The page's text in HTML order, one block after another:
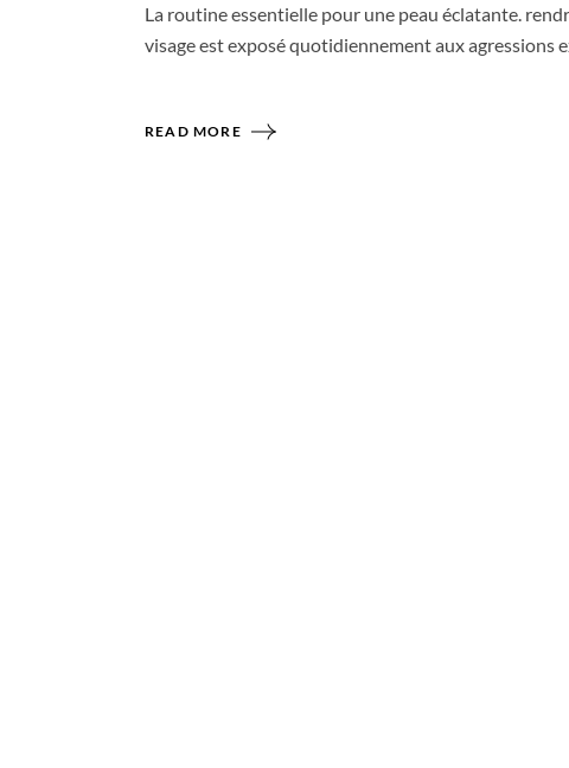
La routine essentielle pour une peau éclatante.
visage est exposé quotidiennement aux agressions
READ MORE